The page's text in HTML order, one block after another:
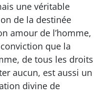
une véritable
de la destinée
amour de l’homme,
que la
de tous les droits
aucun, est aussi un
divine de